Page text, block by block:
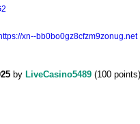
xn--bb0bo0gz8cfzm9zonug.net
by LiveCasino5489 (100 points)